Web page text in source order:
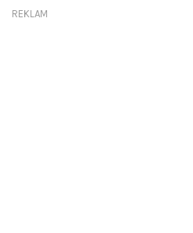
REKLAM